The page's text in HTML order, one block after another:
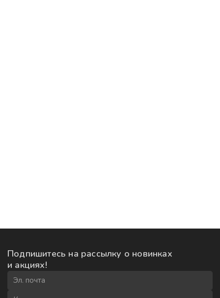
Подпишитесь на рассылку о новинках
и акциях!